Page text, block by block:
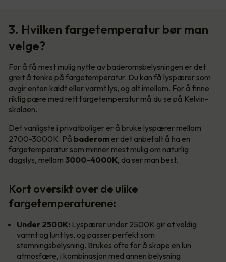
3. Hvilken fargetemperatur bør man
velge?
For å få mest mulig nytte av baderomsbelysningen er det
greit å tenke på fargetemperatur. Du kan få lyspærer som
avgir enten kaldt eller varmt lys, og alt imellom. For å finne
riktig pære med rett fargetemperatur må du se på Kelvin-
skalaen.
Det vanligste i privatboliger er å bruke lyspærer mellom
2700-3000K. På baderom er det anbefalt å ha en
fargetemperatur som minner mest mulig om naturlig
dagslys, mellom 3000-4000K, da ser man best.
Kort oversikt over de ulike
fargetemperaturene:
Under 2500K: Lyspærer under 2500K gir et veldig
varmt og lunt lys, og passer perfekt som
stemningsbelysning. Brukes ofte for å skape en lun
atmosfære, i kombinasjon med annen belysning.